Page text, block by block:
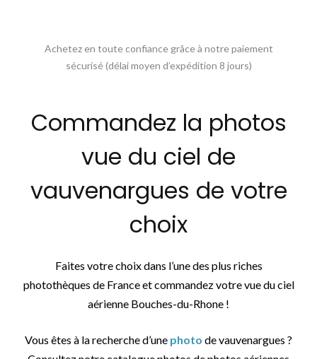
Achetez en toute confiance grâce à notre paiement
sécurisé (délai moyen d’expédition 8 jours)
Commandez la photos
vue du ciel de
vauvenargues de votre
choix
Faites votre choix dans l’une des plus riches
photothèques de France et commandez votre vue du ciel
aérienne Bouches-du-Rhone !
Vous êtes à la recherche d’une photo de vauvenargues ?